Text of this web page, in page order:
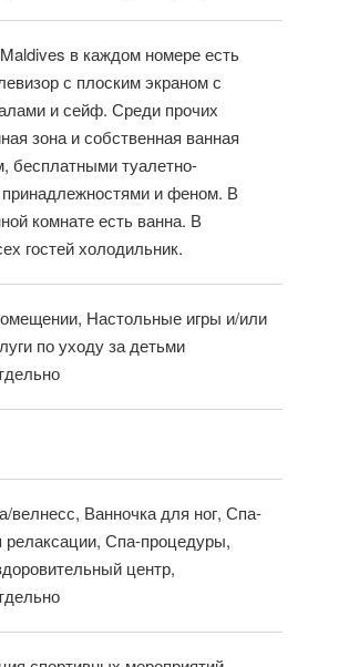
в каждом номере есть
с плоским экраном с
и сейф. Среди прочих
зона и собственная ванная
бесплатными туалетно-
принадлежностями и феном. В
комнате есть ванна. В
гостей холодильник.
Настольные игры и/или
по уходу за детьми
велнесс, Ванночка для ног, Спа-
релаксации, Спа-процедуры,
центр,